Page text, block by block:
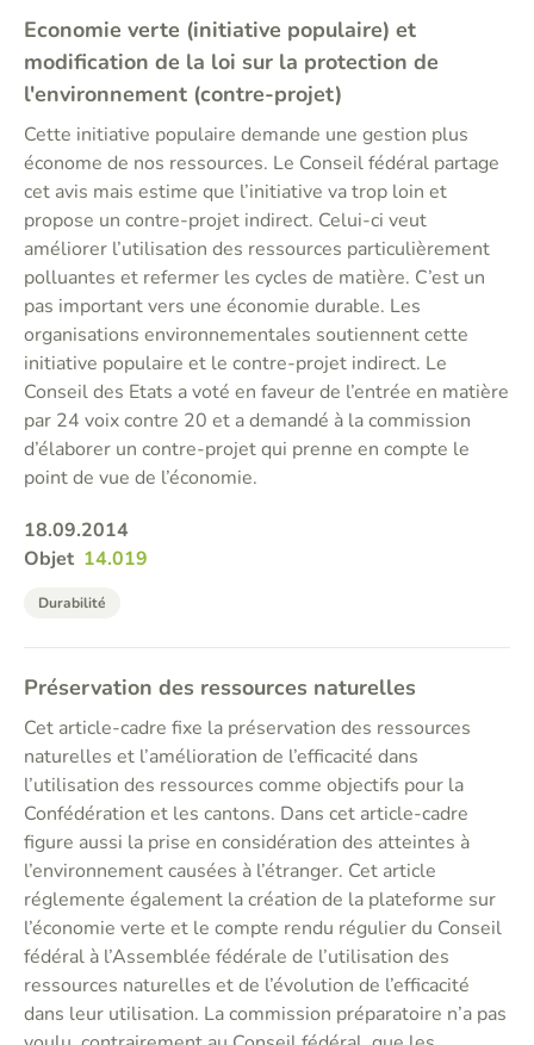
Economie verte (initiative populaire) et
modification de la loi sur la protection de
l'environnement (contre-projet)
Cette initiative populaire demande une gestion plus
économe de nos ressources. Le Conseil fédéral partage
cet avis mais estime que l’initiative va trop loin et
propose un contre-projet indirect. Celui-ci veut
améliorer l’utilisation des ressources particulièrement
polluantes et refermer les cycles de matière. C’est un
pas important vers une économie durable. Les
organisations environnementales soutiennent cette
initiative populaire et le contre-projet indirect. Le
Conseil des Etats a voté en faveur de l’entrée en matière
par 24 voix contre 20 et a demandé à la commission
d’élaborer un contre-projet qui prenne en compte le
point de vue de l’économie.
18.09.2014
Objet 14.019
Durabilité
Préservation des ressources naturelles
Cet article-cadre fixe la préservation des ressources
naturelles et l’amélioration de l’efficacité dans
l’utilisation des ressources comme objectifs pour la
Confédération et les cantons. Dans cet article-cadre
figure aussi la prise en considération des atteintes à
l’environnement causées à l’étranger. Cet article
réglemente également la création de la plateforme sur
l’économie verte et le compte rendu régulier du Conseil
fédéral à l’Assemblée fédérale de l’utilisation des
ressources naturelles et de l’évolution de l’efficacité
dans leur utilisation. La commission préparatoire n’a pas